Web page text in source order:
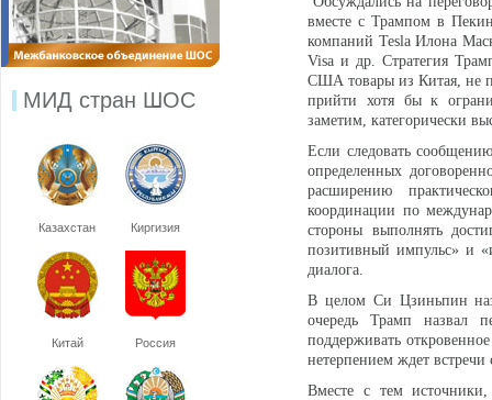
МИД стран ШОС
Казахстан Киргизия
Китай Россия
вместе с Трампом в Пекин
компаний Tesla Илона
Visa и др. Стратегия
США товары из Китая, не
прийти хотя бы к
заметим, категорически
Если следовать
определенных
расширению
координации по
стороны выполнять
позитивный импульс» и
диалога.
В целом Си Цзиньпин
очередь Трамп назвал
поддерживать
нетерпением ждет
Вместе с тем источники,